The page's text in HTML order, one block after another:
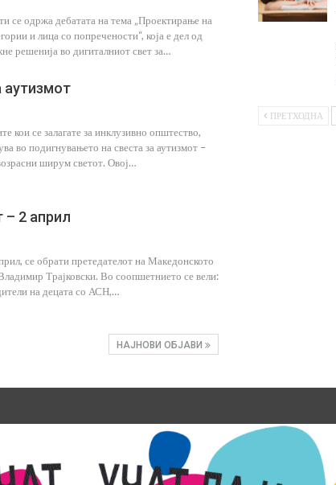
се одржа дебатата на тема „Проектирање на
и лица со попречености“, која е дел од
решенија во дигиталниот свет за…
аутизмот
кои се залагате за инклузивно општество,
во подигнувањето на свеста за аутизмот –
ширум светот. Овој…
– 2 април
се обрати претедателот на Македонското
Трајковски. Во соопшетнието се вели:
на децата со АСН,…
НАЈНОВИ ОБЈАВИ
ПРЕТХОДНА